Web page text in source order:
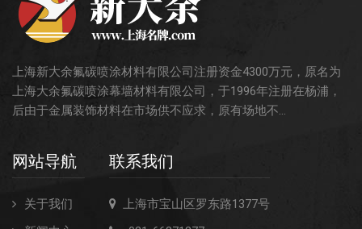
上海新大余氟碳喷涂材料有限公司注册资金4300万元，原名为
上海大余氟碳喷涂幕墙材料有限公司，于1996年注册在杨浦，
后由于金属装饰材料在市场供不应求，原有场地不...
网站导航
关于我们
联系我们
上海市宝山区罗东路1377号